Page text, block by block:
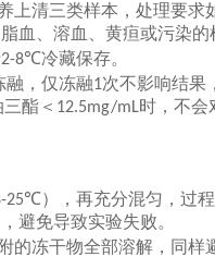
上清三类样本，处理要求
血、溶血、黄疸或污染
2-8℃冷藏保存。
融，仅冻融1次不影响结果
三酯＜ 12.5mg/mL时，不会
25℃），再充分混匀，过
避免导致实验失败。
的冻干物全部溶解，同样